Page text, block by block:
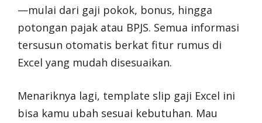
—mulai dari gaji pokok, bonus, hingga
potongan pajak atau BPJS. Semua informasi
tersusun otomatis berkat fitur rumus di
Excel yang mudah disesuaikan.
Menariknya lagi, template slip gaji Excel ini
bisa kamu ubah sesuai kebutuhan. Mau